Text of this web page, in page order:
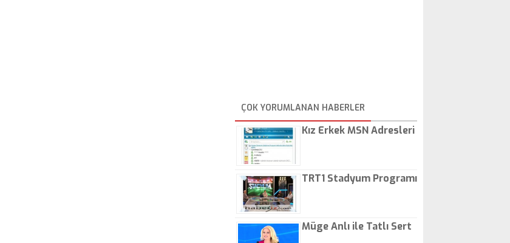
ÇOK YORUMLANAN HABERLER
Kız Erkek MSN Adresleri
TRT1 Stadyum Programı
Müge Anlı ile Tatlı Sert